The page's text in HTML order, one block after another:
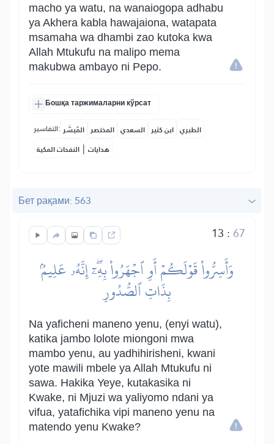
macho ya watu, na wanaiogopa adhabu
ya Akhera kabla hawajaiona, watapata
msamaha wa dhambi zao kutoka kwa
Allah Mtukufu na malipo mema
makubwa ambayo ni Pepo.
Бошқа таржималарни кўрсат
التفاسير: المُيسَّر المختصر السعدي ابن كثير الطبري
النفحات المكية | هدايات
Бет рақами: 563
13 :67
وَأَسِرُّواْ قَوۡلَكُمۡ أَوِ ٱجۡهَرُواْ بِهِۦٓۖ إِنَّهُۥ عَلِيمُۢ
بِذَاتِ ٱلصُّدُورِ
Na yaficheni maneno yenu, (enyi watu),
katika jambo lolote miongoni mwa
mambo yenu, au yadhihirisheni, kwani
yote mawili mbele ya Allah Mtukufu ni
sawa. Hakika Yeye, kutakasika ni
Kwake, ni Mjuzi wa yaliyomo ndani ya
vifua, yatafichika vipi maneno yenu na
matendo yenu Kwake?